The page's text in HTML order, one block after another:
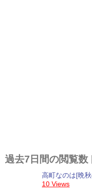
過去7日間の閲覧数
高町なのは[晩
10 Views